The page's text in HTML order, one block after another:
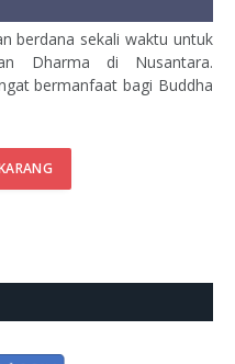
berdana sekali waktu untuk
Dharma di Nusantara.
bermanfaat bagi Buddha